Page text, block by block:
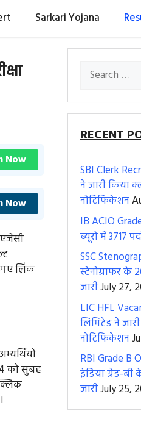
Sarkari Yojana
Now
Now
एजेंसी
गए लिंक
को सुबह
Search
for:
RECENT
SBI Clerk
ने जारी किया
नोटिफिकेशन
IB ACIO
ब्यूरो में 3717
SSC
स्टेनोग्राफर के
जारीJuly 27,
LIC HFL
लिमिटेड ने
नोटिफिकेशन
RBI Grade B
इंडिया ग्रेड-बी
जारीJuly 25,